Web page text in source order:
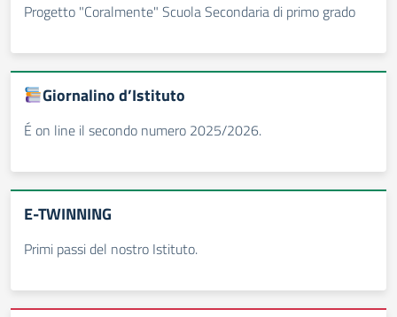
Progetto "Coralmente" Scuola Secondaria di primo grado
Giornalino d’Istituto
É on line il secondo numero 2025/2026.
E-TWINNING
Primi passi del nostro Istituto.